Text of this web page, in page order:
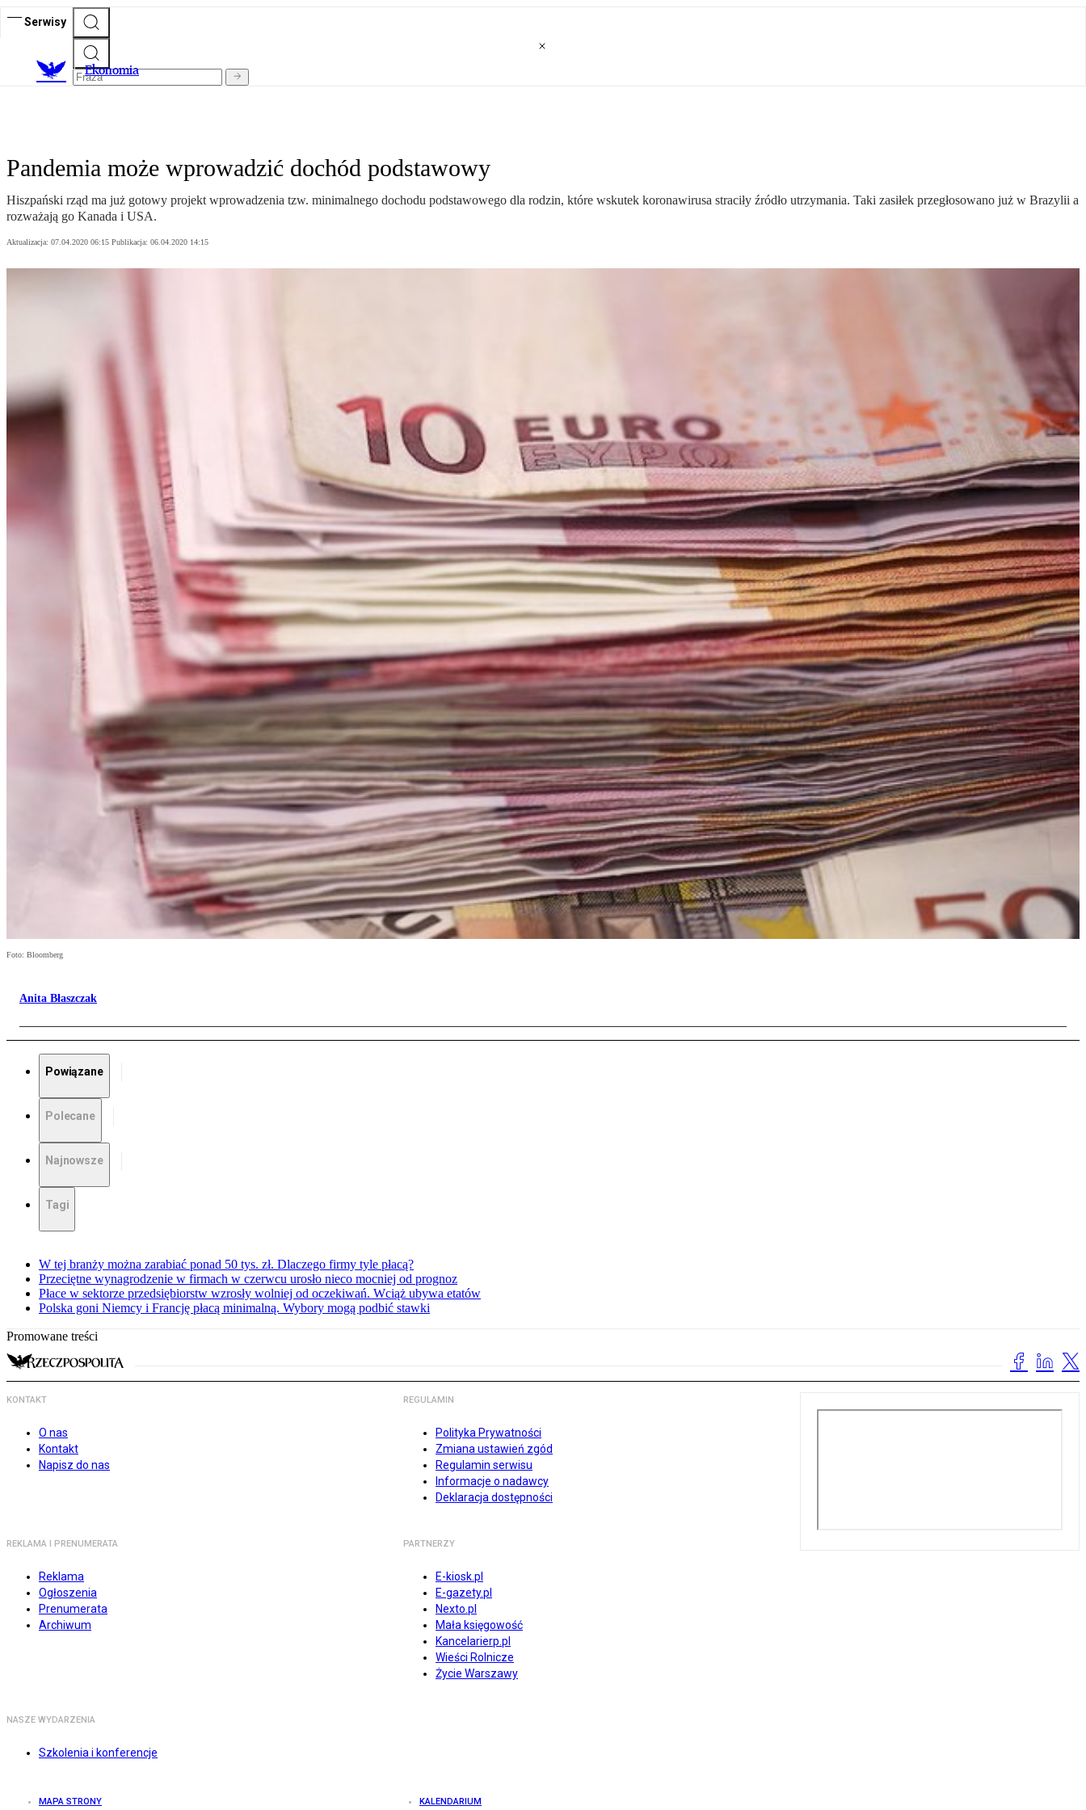
Serwisy
Ekonomia
Pandemia może wprowadzić dochód podstawowy
Hiszpański rząd ma już gotowy projekt wprowadzenia tzw. minimalnego dochodu podstawowego dla rodzin, które wskutek koronawirusa straciły źródło utrzymania. Taki zasiłek przegłosowano już w Brazylii a
rozważają go Kanada i USA.
Aktualizacja: 07.04.2020 06:15 Publikacja: 06.04.2020 14:15
Foto: Bloomberg
Anita Błaszczak
Powiązane
Polecane
Najnowsze
Tagi
W tej branży można zarabiać ponad 50 tys. zł. Dlaczego firmy tyle płacą?
Przeciętne wynagrodzenie w firmach w czerwcu urosło nieco mocniej od prognoz
Płace w sektorze przedsiębiorstw wzrosły wolniej od oczekiwań. Wciąż ubywa etatów
Polska goni Niemcy i Francję płacą minimalną. Wybory mogą podbić stawki
Promowane treści
KONTAKT
O nas
Kontakt
Napisz do nas
REGULAMIN
Polityka Prywatności
Zmiana ustawień zgód
Regulamin serwisu
Informacje o nadawcy
Deklaracja dostępności
REKLAMA I PRENUMERATA
Reklama
Ogłoszenia
Prenumerata
Archiwum
PARTNERZY
E-kiosk.pl
E-gazety.pl
Nexto.pl
Mała księgowość
Kancelarierp.pl
Wieści Rolnicze
Życie Warszawy
NASZE WYDARZENIA
Szkolenia i konferencje
MAPA STRONY KALENDARIUM